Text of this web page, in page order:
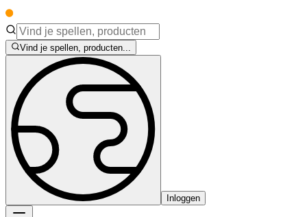
Vind je spellen, producten...
Inloggen